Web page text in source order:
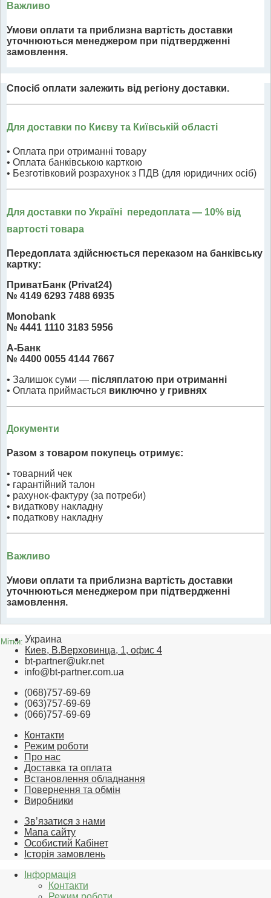
Важливо
Умови оплати та приблизна вартість доставки
уточнюються менеджером при підтвердженні
замовлення.
Спосіб оплати залежить від регіону доставки.
Для доставки по Києву та Київській області
• Оплата при отриманні товару
• Оплата банківською карткою
• Безготівковий розрахунок з ПДВ (для юридичних осіб)
Для доставки по Україні передоплата — 10% від
вартості товара
Передоплата здійснюється переказом на банківську
картку:
ПриватБанк (Privat24)
№ 4149 6293 7488 6935
Monobank
№ 4441 1110 3183 5956
А-Банк
№ 4400 0055 4144 7667
• Залишок суми — післяплатою при отриманні
• Оплата приймається виключно у гривнях
Документи
Разом з товаром покупець отримує:
• товарний чек
• гарантійний талон
• рахунок-фактуру (за потреби)
• видаткову накладну
• податкову накладну
Важливо
Умови оплати та приблизна вартість доставки
уточнюються менеджером при підтвердженні
замовлення.
Мітки: Украина
Киев, В.Верховинца, 1, офис 4
bt-partner@ukr.net
info@bt-partner.com.ua
(068)757-69-69
(063)757-69-69
(066)757-69-69
Контакти
Режим роботи
Про нас
Доставка та оплата
Встановлення обладнання
Повернення та обмін
Виробники
Зв’язатися з нами
Мапа сайту
Особистий Кабінет
Історія замовлень
Інформація
Контакти